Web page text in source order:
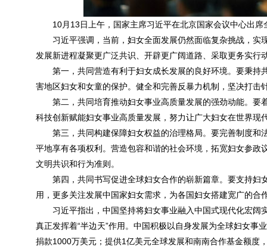
10月13日上午，国家主席习近平在北京国家会议中心出
习近平强调，当前，妇女全面发展仍然面临复杂挑战，
发展新进程凝聚更广泛共识、开辟更广阔道路、采取更务实行
第一，共同营造有利于妇女成长发展的良好环境。要秉
害地区妇女和女童的保护。健全和完善反暴力机制，坚决打击
第二，共同培育推动妇女事业高质量发展的强劲动能。
科技创新赋能妇女事业高质量发展，努力让广大妇女在世界现
第三，共同构建保障妇女权益的治理格局。要完善制度
平地享有各项权利。营造包容和谐的社会环境，拓宽妇女参
文明共识和行为准则。
第四，共同书写促进全球妇女合作的崭新篇章。要支持
用，更多关注发展中国家妇女需求，为各国妇女搭建宽广的合
习近平指出，中国坚持将妇女事业融入中国式现代化宏
真正发挥着“半边天”作用。中国积极以自身发展为全球妇女
捐款1000万美元；提供1亿美元全球发展和南南合作基金额度